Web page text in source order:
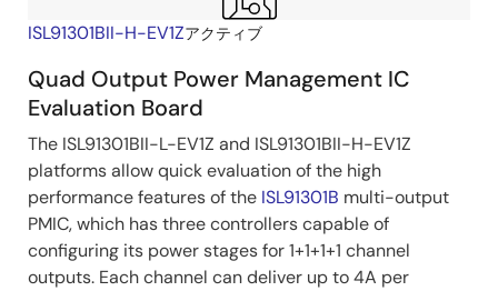
ISL91301BII-H-EV1Zアクティブ
Quad Output Power Management IC
Evaluation Board
The ISL91301BII-L-EV1Z and ISL91301BII-H-EV1Z
platforms allow quick evaluation of the high
performance features of the ISL91301B multi-output
PMIC, which has three controllers capable of
configuring its power stages for 1+1+1+1 channel
outputs. Each channel can deliver up to 4A per